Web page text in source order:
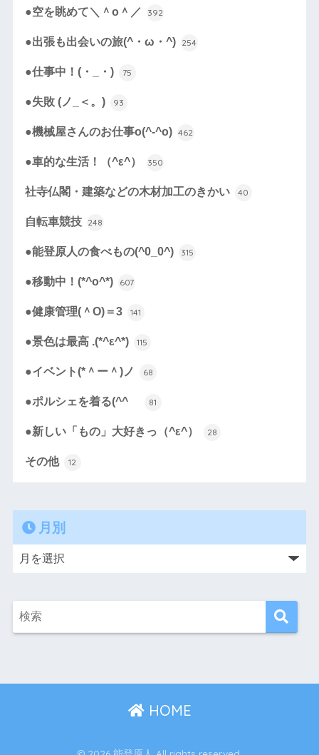
●空を眺めて＼＾o＾／ 392
●出張も出会いの旅(^・ω・^) 254
●仕事中！(・_・) 75
●失敗 (ノ_＜。) 93
●機械屋さんのお仕事o(^-^o) 462
●車的な生活！（^ε^） 350
社寺仏閣・建築などの木材加工のきかい 40
自転車競技 248
●能登原人の食べもの(^0_0^) 315
●移動中！(*^o^*) 607
●健康管理(＾O)＝3 141
●景色は最高 .(*^ε^*) 115
●イベント(*＾ー＾)ノ 68
●ポルシェを着る(^^ゞ 81
●新しい「もの」大好きっ（^ε^） 28
その他 12
月別
HOME